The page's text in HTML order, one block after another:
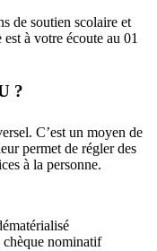
de soutien scolaire et
à votre écoute au 01
?
C’est un moyen de
permet de régler des
à la personne.
nominatif